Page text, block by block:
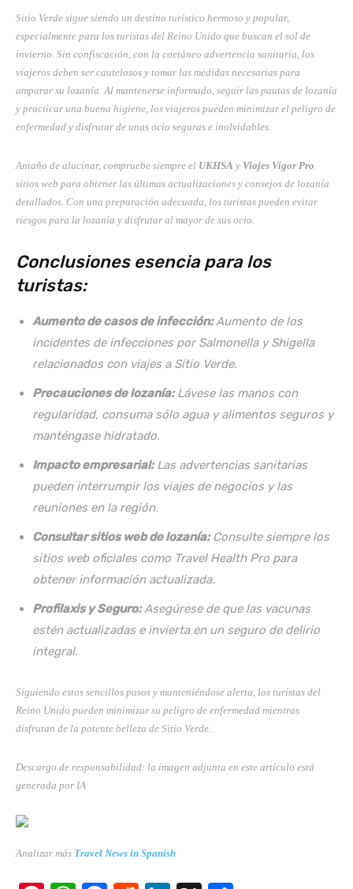
Sitio Verde sigue siendo un destino turístico hermoso y popular,
especialmente para los turistas del Reino Unido que buscan el sol de
invierno. Sin confiscación, con la coetáneo advertencia sanitaria, los
viajeros deben ser cautelosos y tomar las medidas necesarias para
amparar su lozanía. Al mantenerse informado, seguir las pautas de lozanía
y practicar una buena higiene, los viajeros pueden minimizar el peligro de
enfermedad y disfrutar de unas ocio seguras e inolvidables.
Antaño de alucinar, compruebe siempre el UKHSA y Viajes Vigor Pro
sitios web para obtener las últimas actualizaciones y consejos de lozanía
detallados. Con una preparación adecuada, los turistas pueden evitar
riesgos para la lozanía y disfrutar al mayor de sus ocio.
Conclusiones esencia para los
turistas:
Aumento de casos de infección:Aumento de los
incidentes de infecciones por Salmonella y Shigella
relacionados con viajes a Sitio Verde.
Precauciones de lozanía:Lávese las manos con
regularidad, consuma sólo agua y alimentos seguros y
manténgase hidratado.
Impacto empresarial:Las advertencias sanitarias
pueden interrumpir los viajes de negocios y las
reuniones en la región.
Consultar sitios web de lozanía:Consulte siempre los
sitios web oficiales como Travel Health Pro para
obtener información actualizada.
Profilaxis y Seguro:Asegúrese de que las vacunas
estén actualizadas e invierta en un seguro de delirio
integral.
Siguiendo estos sencillos pasos y manteniéndose alerta, los turistas del
Reino Unido pueden minimizar su peligro de enfermedad mientras
disfrutan de la potente belleza de Sitio Verde.
Descargo de responsabilidad: la imagen adjunta en este artículo está
generada por IA
Analizar más Travel News in Spanish